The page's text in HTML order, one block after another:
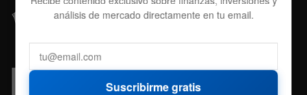
análisis de mercado directamente en tu email.
Suscribirme gratis